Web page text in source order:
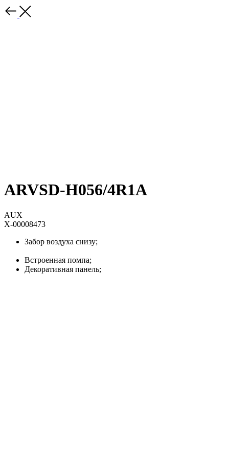
ARVSD-H056/4R1A
AUX
X-00008473
Забор воздуха снизу;
Встроенная помпа;
Декоративная панель;